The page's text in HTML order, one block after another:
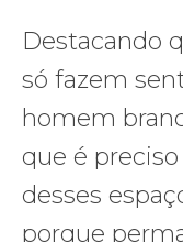
Destacando
só fazem
homem
que é preciso
desses
porque